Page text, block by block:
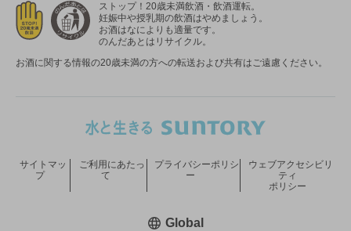
ストップ！20歳未満飲酒・飲酒運転。
妊娠中や授乳期の飲酒はやめましょう。
お酒はなによりも適量です。
のんだあとはリサイクル。
お酒に関する情報の20歳未満の方への転送および共有はご遠慮ください。
サイトマッ
プ
ご利用にあたっ
て
プライバシーポリシ
ー
ウェブアクセシビリ
ティ
ポリシー
Global新しいウィンドウで開く